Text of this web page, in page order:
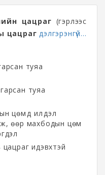
цацраг (гэрлээс
цацраг дэлгэрэнгүй...
туяа
туяа
цөмүүд илүүдэл
өөр махбодын цөм
цацраг идэвхтэй